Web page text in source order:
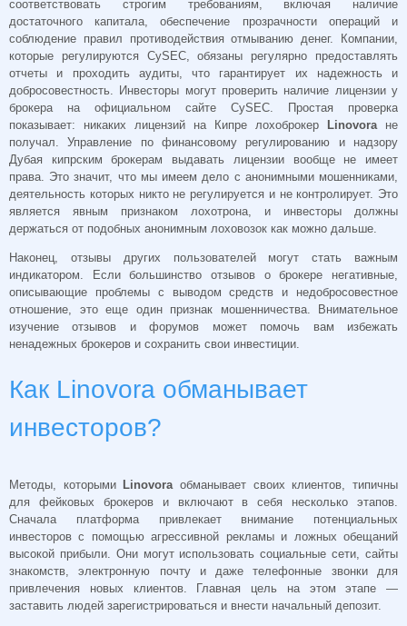
соответствовать строгим требованиям, включая наличие
достаточного капитала, обеспечение прозрачности операций и
соблюдение правил противодействия отмыванию денег. Компании,
которые регулируются CySEC, обязаны регулярно предоставлять
отчеты и проходить аудиты, что гарантирует их надежность и
добросовестность. Инвесторы могут проверить наличие лицензии у
брокера на официальном сайте CySEC. Простая проверка
показывает: никаких лицензий на Кипре лохоброкер
Linovoraне
получал. Управление по финансовому регулированию и надзору
Дубая кипрским брокерам выдавать лицензии вообще не имеет
права. Это значит, что мы имеем дело с анонимными мошенниками,
деятельность которых никто не регулируется и не контролирует. Это
является явным признаком лохотрона, и инвесторы должны
держаться от подобных анонимным лоховозок как можно дальше.
Наконец, отзывы других пользователей могут стать важным
индикатором. Если большинство отзывов о брокере негативные,
описывающие проблемы с выводом средств и недобросовестное
отношение, это еще один признак мошенничества. Внимательное
изучение отзывов и форумов может помочь вам избежать
ненадежных брокеров и сохранить свои инвестиции.
Как Linovora обманывает
инвесторов?
Методы, которыми Linovora обманывает своих клиентов, типичны
для фейковых брокеров и включают в себя несколько этапов.
Сначала платформа привлекает внимание потенциальных
инвесторов с помощью агрессивной рекламы и ложных обещаний
высокой прибыли. Они могут использовать социальные сети, сайты
знакомств, электронную почту и даже телефонные звонки для
привлечения новых клиентов. Главная цель на этом этапе —
заставить людей зарегистрироваться и внести начальный депозит.